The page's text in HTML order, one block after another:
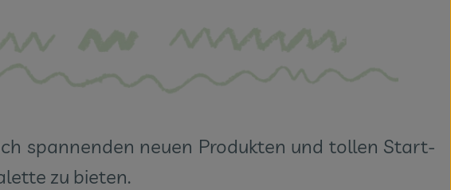
spannenden neuen Produkten und tollen Start-
zu bieten.